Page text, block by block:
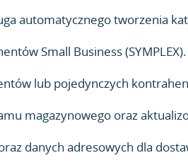
automatycznego tworzenia
Small Business (SYMPLEX).
lub pojedynczych
magazynowego oraz
danych adresowych dla